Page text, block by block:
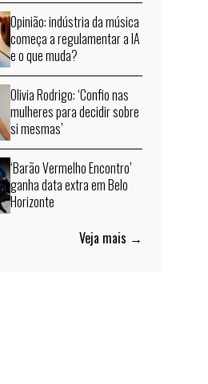
Opinião: indústria da música
começa a regulamentar a IA
e o que muda?
Olivia Rodrigo: ‘Confio nas
mulheres para decidir sobre
si mesmas’
‘Barão Vermelho Encontro’
ganha data extra em Belo
Horizonte
Veja mais →